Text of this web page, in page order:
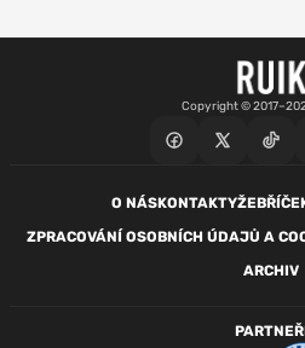
Copyright ©
O NÁSKONTAKTY
ZPRACOVÁNÍ OSOBNÍCH ÚDAJŮ A
ARCHIV